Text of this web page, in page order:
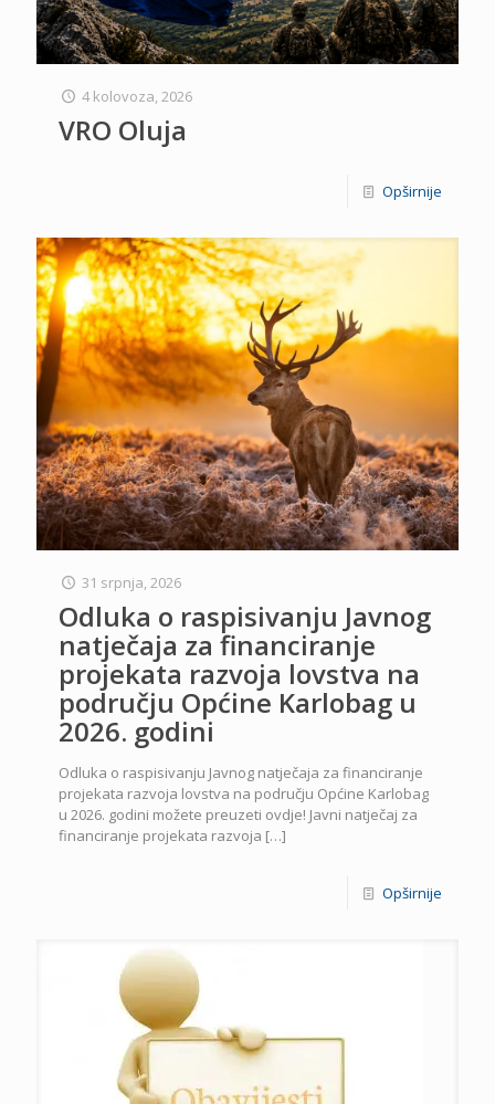
4 kolovoza, 2026
VRO Oluja
Opširnije
31 srpnja, 2026
Odluka o raspisivanju Javnog
natječaja za financiranje
projekata razvoja lovstva na
području Općine Karlobag u
2026. godini
Odluka o raspisivanju Javnog natječaja za financiranje
projekata razvoja lovstva na području Općine Karlobag
u 2026. godini možete preuzeti ovdje! Javni natječaj za
financiranje projekata razvoja […]
Opširnije